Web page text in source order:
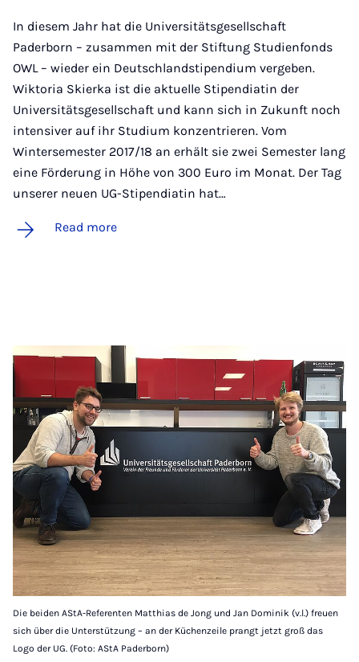
In diesem Jahr hat die Universitätsgesellschaft
Paderborn – zusammen mit der Stiftung Studienfonds
OWL – wieder ein Deutschlandstipendium vergeben.
Wiktoria Skierka ist die aktuelle Stipendiatin der
Universitätsgesellschaft und kann sich in Zukunft noch
intensiver auf ihr Studium konzentrieren. Vom
Wintersemester 2017/18 an erhält sie zwei Semester lang
eine Förderung in Höhe von 300 Euro im Monat. Der Tag
unserer neuen UG-Stipendiatin hat…
Read more
Die beiden AStA-Referenten Matthias de Jong und Jan Dominik (v.l.) freuen
sich über die Unterstützung – an der Küchenzeile prangt jetzt groß das
Logo der UG. (Foto: AStA Paderborn)